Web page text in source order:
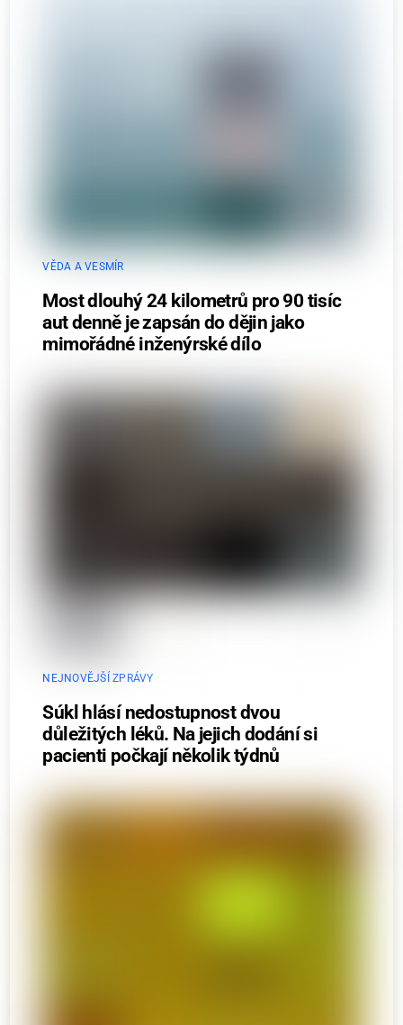
VĚDA A VESMÍR
Most dlouhý 24 kilometrů pro 90 tisíc
aut denně je zapsán do dějin jako
mimořádné inženýrské dílo
NEJNOVĚJŠÍ ZPRÁVY
Súkl hlásí nedostupnost dvou
důležitých léků. Na jejich dodání si
pacienti počkají několik týdnů